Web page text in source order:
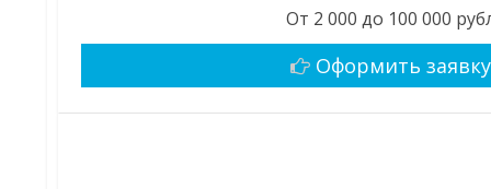
От 2 000 до 100 000
Оформить заявку